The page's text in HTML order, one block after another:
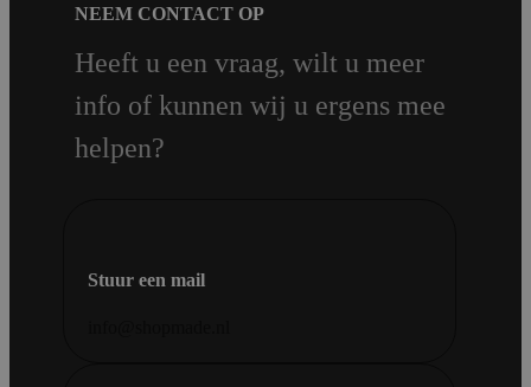
NEEM CONTACT OP
Heeft u een vraag, wilt u meer
info of kunnen wij u ergens mee
helpen?
Stuur een mail